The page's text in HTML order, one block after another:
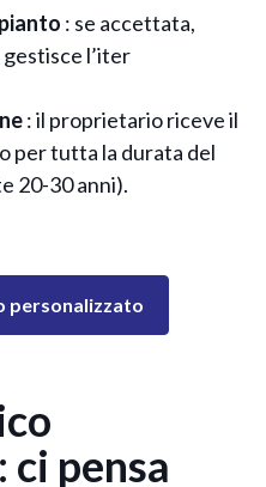
: se accettata,
l’iter
: il proprietario riceve il
per tutta la durata del
20-30 anni).
personalizzato
pensa